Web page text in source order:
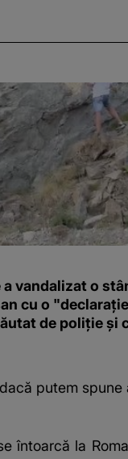
vandalizat o
cu o
de poliție și
putem spune
întoarcă la